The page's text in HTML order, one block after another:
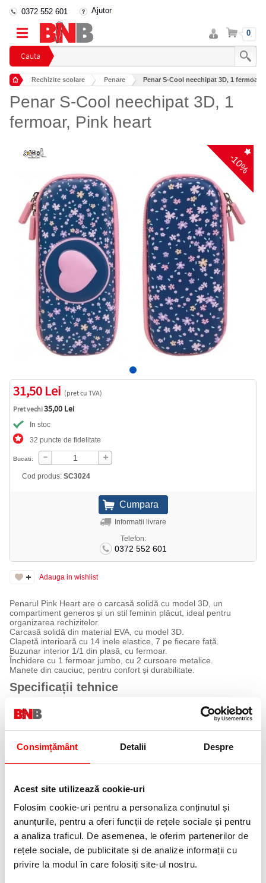
Consimțământ Detalii Despre
Acest site utilizează cookie-uri
Folosim cookie-uri pentru a personaliza conținutul și
anunțurile, pentru a oferi funcții de rețele sociale și pentru
a analiza traficul. De asemenea, le oferim partenerilor de
rețele sociale, de publicitate și de analize informații cu
privire la modul în care folosiți site-ul nostru.
Cauta
0372 552 601 Ajutor
Intra
in
cont
Cos 0
Rechizite scolare Penare Penar S-Cool neechipat 3D, 1 fermoar,
Penar S-Cool neechipat 3D, 1
fermoar, Pink heart
-10%
31,50 Lei (pret cu TVA)
Pret vechi35,00 Lei
In stoc
32 puncte de fidelitate
Bucati:
Cod produs: SC3024
Informatii livrare
Telefon:
0372 552 601
Adauga in wishlist
Penarul Pink Heart are o carcasă solidă cu model 3D, un
compartiment generos și un stil feminin plăcut, ideal pentru
organizarea rechizitelor.
Carcasă solidă din material EVA, cu model 3D.
Clapetă interioară cu 14 inele elastice, 7 pe fiecare față.
Buzunar interior 1/1 din plasă, cu fermoar.
Închidere cu 1 fermoar jumbo, cu 2 cursoare metalice.
Manete din cauciuc, pentru confort și durabilitate.
Specificații tehnice
Vârstă recomandată:
Clasă:Primar
Echipat:Nu
Dimensiuni:22×11×5 cm
O inimă roz, în relief, pe fiecare zi de școală.
Compartimente
1 compartiment
Gen
Fete